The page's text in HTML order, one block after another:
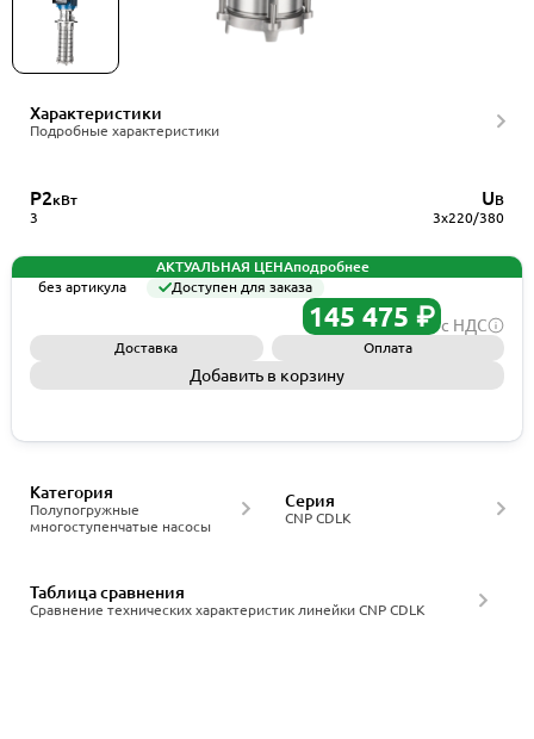
Характеристики
Подробные характеристики
P2кВт
3
UВ
3x220/380
АКТУАЛЬНАЯ ЦЕНАподробнее
без артикула
Доступен для заказа
145 475 ₽ с НДС
Доставка Оплата
Добавить в корзину
Полупогружные
многоступенчатые насосы
Категория
CNP CDLK
Серия
Сравнение технических характеристик линейки CNP CDLK
Таблица сравнения